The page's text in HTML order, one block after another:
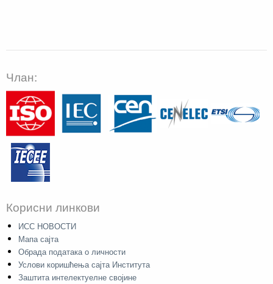
Члан:
Корисни линкови
ИСС НОВОСТИ
Мапа сајта
Обрада података о личности
Услови коришћења сајта Института
Заштита интелектуелне својине